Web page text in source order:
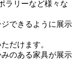
ラリーなど様々な
できるように展示
だけます。
のある家具が展示